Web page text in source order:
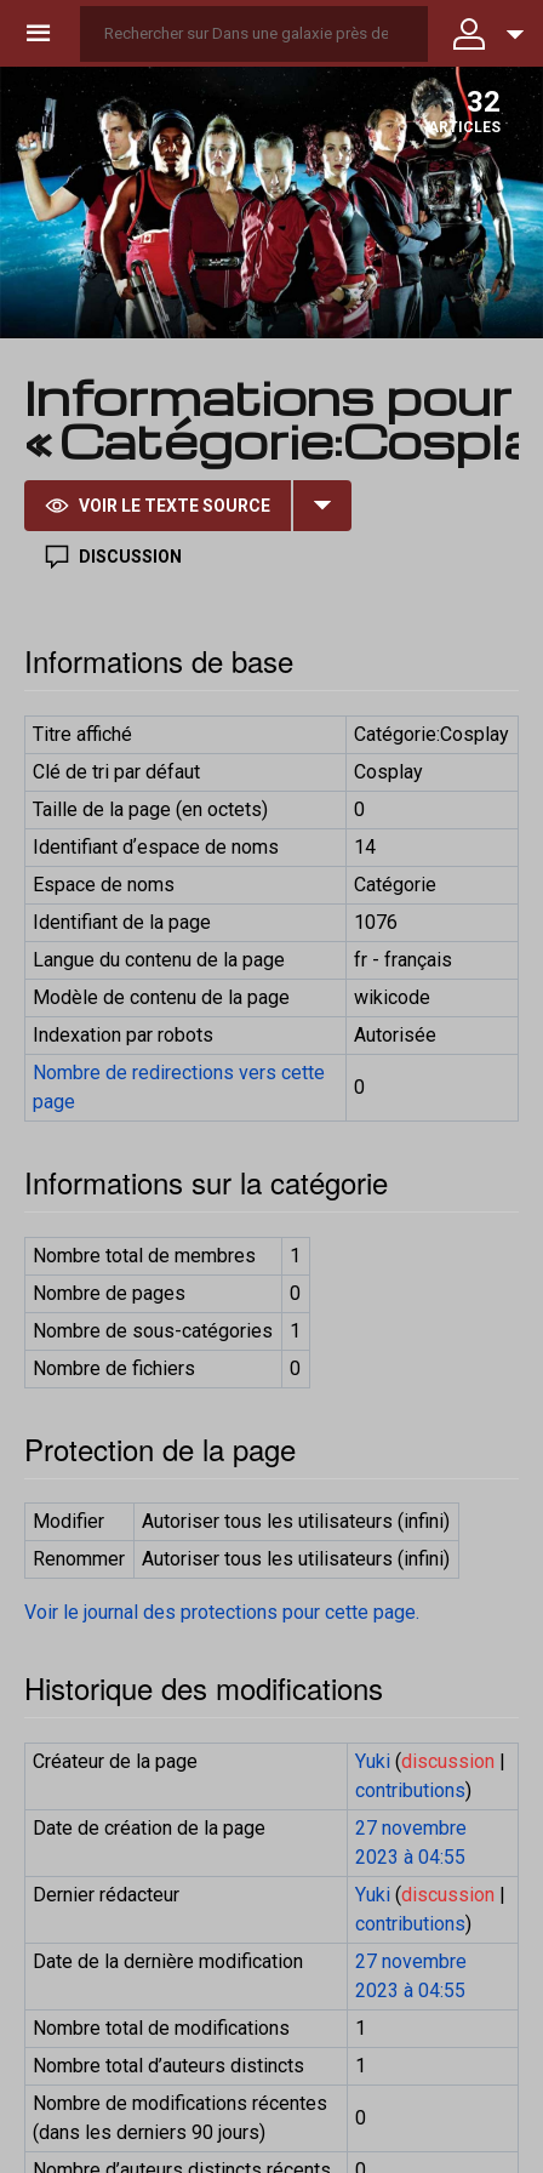
☰
32
ARTICLES
Informations pour
«
VOIR LE TEXTE SOURCE
DISCUSSION
Informations de base
Titre affiché
Catégorie:Cosplay
Clé de tri par défaut
Cosplay
Taille de la page (en octets)
0
Identifiant dʼespace de noms
14
Espace de noms
Catégorie
Identifiant de la page
1076
Langue du contenu de la page
fr - français
Modèle de contenu de la page
wikicode
Indexation par robots
Autorisée
Nombre de redirections vers cette
page
0
Informations sur la catégorie
Nombre total de membres
1
Nombre de pages
0
Nombre de sous-catégories
1
Nombre de fichiers
0
Protection de la page
Modifier
Autoriser tous les utilisateurs (infini)
Renommer
Autoriser tous les utilisateurs (infini)
Voir le journal des protections pour cette page.
Historique des modifications
Créateur de la page Yuki (discussion
contributions)
Date de création de la page
27 novembre
2023 à 04:55
Dernier rédacteur
Yuki (discussion
contributions)
Date de la dernière modification
27 novembre
2023 à 04:55
Nombre total de modifications
1
Nombre total d’auteurs distincts
1
Nombre de modifications récentes
(dans les derniers 90 jours)
0